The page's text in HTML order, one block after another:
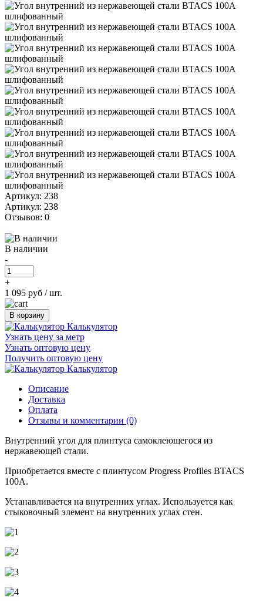
Артикул: 238
Артикул: 238
Отзывов: 0
В наличии
-
+
1 095 руб / шт.
В корзину
Калькулятор
Узнать цену за метр
Узнать оптовую цену
Получить оптовую цену
Калькулятор
Описание
Доставка
Оплата
Отзывы и комментарии (0)
Внутренний угол для плинтуса самоклеющегося из
нержавеющей стали.
Приобретается вместе с плинтусом Progress Profiles BTACS
100А.
Устанавливается на внутренних углах. Используется как
стыковочный элемент на внутренних углах стен.